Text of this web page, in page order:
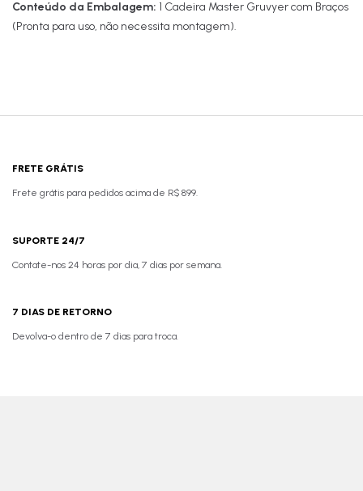
Conteúdo da Embalagem: 1 Cadeira Master Gruvyer com Braços
(Pronta para uso, não necessita montagem).
FRETE GRÁTIS
Frete grátis para pedidos acima de R$ 899.
SUPORTE 24/7
Contate-nos 24 horas por dia, 7 dias por semana.
7 DIAS DE RETORNO
Devolva-o dentro de 7 dias para troca.